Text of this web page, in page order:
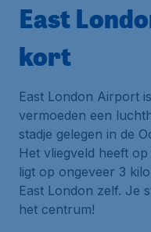
East
kort
East London Airport
vermoeden een
stadje gelegen in de
Het vliegveld heeft
ligt op ongeveer 3
East London zelf. Je
het centrum!